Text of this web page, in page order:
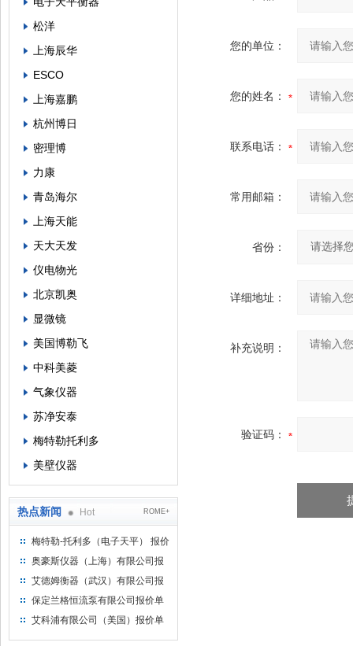
松洋
上海辰华
ESCO
上海嘉鹏
杭州博日
密理博
力康
青岛海尔
上海天能
天大天发
仪电物光
北京凯奥
显微镜
美国博勒飞
中科美菱
气象仪器
苏净安泰
梅特勒托利多
美壁仪器
热点新闻 Hot ROME+
梅特勒-托利多（电子天平） 报价
单
奥豪斯仪器（上海）有限公司报
价单
艾德姆衡器（武汉）有限公司报
价单
保定兰格恒流泵有限公司报价单
艾科浦有限公司（美国）报价单
您的单位：
您的姓名：
联系电话：
常用邮箱：
省份：
详细地址：
补充说明：
验证码：